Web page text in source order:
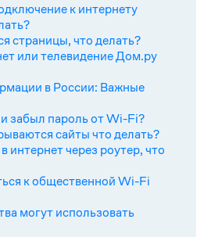
к интернету
страницы, что делать?
или телевидение Дом.ру
в России: Важные
забыл пароль от Wi-Fi?
сайты что делать?
интернет через роутер, что
к общественной Wi-Fi
могут использовать